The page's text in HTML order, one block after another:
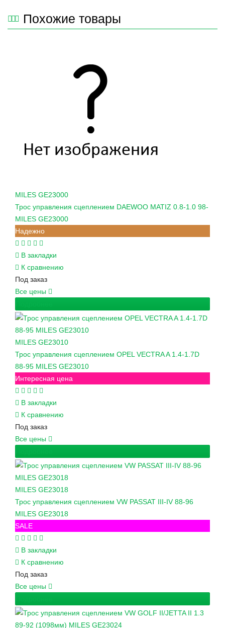
Похожие товары
MILES GE23000
Трос управления сцеплением DAEWOO MATIZ 0.8-1.0 98-
MILES GE23000
Надежно
В закладки
К сравнению
Под заказ
Все цены
MILES GE23010
Трос управления сцеплением OPEL VECTRA A 1.4-1.7D
88-95 MILES GE23010
Интересная цена
В закладки
К сравнению
Под заказ
Все цены
MILES GE23018
Трос управления сцеплением VW PASSAT III-IV 88-96
MILES GE23018
SALE
В закладки
К сравнению
Под заказ
Все цены